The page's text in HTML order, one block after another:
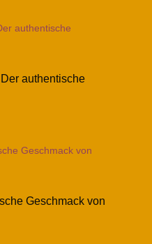
authentische
Geschmack von